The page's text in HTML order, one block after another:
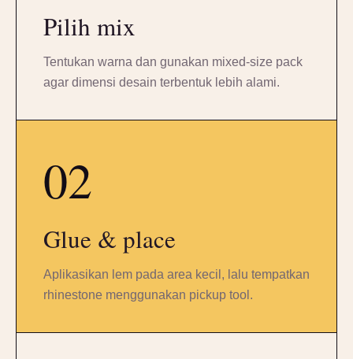
Pilih mix
Tentukan warna dan gunakan mixed-size pack
agar dimensi desain terbentuk lebih alami.
02
Glue & place
Aplikasikan lem pada area kecil, lalu tempatkan
rhinestone menggunakan pickup tool.